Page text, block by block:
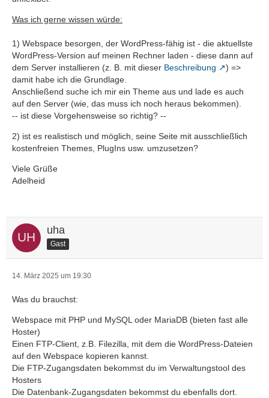
Was ich gerne wissen würde:
1) Webspace besorgen, der WordPress-fähig ist - die aktuellste
WordPress-Version auf meinen Rechner laden - diese dann auf
dem Server installieren (z. B. mit dieser Beschreibung
) =>
damit habe ich die Grundlage.
Anschließend suche ich mir ein Theme aus und lade es auch
auf den Server (wie, das muss ich noch heraus bekommen).
-- ist diese Vorgehensweise so richtig? --
2) ist es realistisch und möglich, seine Seite mit ausschließlich
kostenfreien Themes, PlugIns usw. umzusetzen?
Viele Grüße
Adelheid
uha
Gast
14. März 2025 um 19:30
Was du brauchst:
Webspace mit PHP und MySQL oder MariaDB (bieten fast alle
Hoster)
Einen FTP-Client, z.B. Filezilla, mit dem die WordPress-Dateien
auf den Webspace kopieren kannst.
Die FTP-Zugangsdaten bekommst du im Verwaltungstool des
Hosters
Die Datenbank-Zugangsdaten bekommst du ebenfalls dort.